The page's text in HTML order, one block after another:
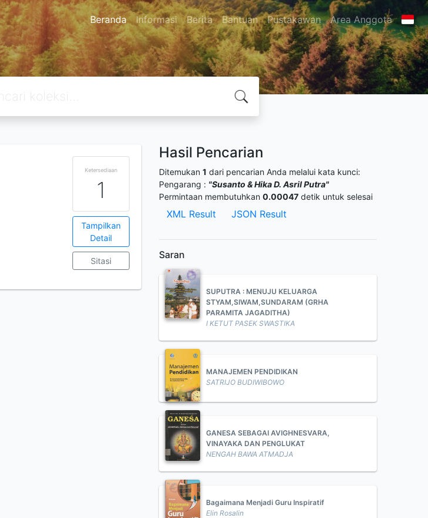
Beranda Informasi Berita Bantuan Pustakawan Area Anggota
Ketersediaan
1
Tampilkan
Detail
Sitasi
Hasil Pencarian
Ditemukan 1 dari pencarian Anda melalui kata kunci:
Pengarang : "Susanto & Hika D. Asril Putra"
Permintaan membutuhkan 0.00047 detik untuk selesai
XML Result JSON Result
Saran
SUPUTRA : MENUJU KELUARGA
STYAM,SIWAM,SUNDARAM (GRHA
PARAMITA JAGADITHA)
I KETUT PASEK SWASTIKA
MANAJEMEN PENDIDIKAN
SATRIJO BUDIWIBOWO
GANESA SEBAGAI AVIGHNESVARA,
VINAYAKA DAN PENGLUKAT
NENGAH BAWA ATMADJA
Bagaimana Menjadi Guru Inspiratif
Elin Rosalin